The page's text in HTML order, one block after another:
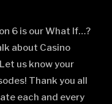
6 is our What If…?
about Casino
us know your
Thank you all
each and every